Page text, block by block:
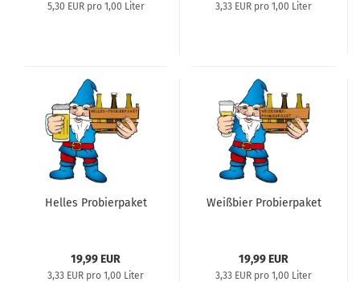
5,30 EUR pro 1,00 Liter 3,33 EUR pro 1,00 Liter
Helles Probierpaket
19,99 EUR
3,33 EUR pro 1,00 Liter
Weißbier Probierpaket
19,99 EUR
3,33 EUR pro 1,00 Liter